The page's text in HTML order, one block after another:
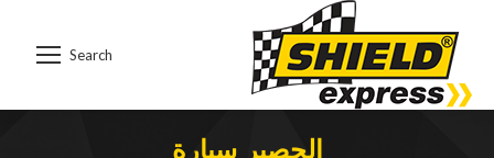
Search:
Search
الحصير سيارة